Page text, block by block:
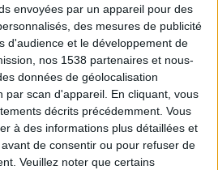
envoyées par un appareil pour des
des mesures de publicité
d'audience et le développement de
nos 1538 partenaires et nous-
données de géolocalisation
par scan d'appareil. En cliquant, vous
décrits précédemment. Vous
à des informations plus détaillées et
de consentir ou pour refuser de
Veuillez noter que certains
vous perdre ?
De 5 à 10
kilos
Plus de
10 kilos